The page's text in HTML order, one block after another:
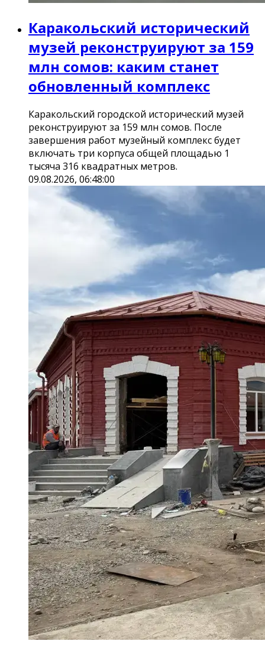
Каракольский исторический
музей реконструируют за 159
млн сомов: каким станет
обновленный комплекс
Каракольский городской исторический музей
реконструируют за 159 млн сомов. После
завершения работ музейный комплекс будет
включать три корпуса общей площадью 1
тысяча 316 квадратных метров.
09.08.2026, 06:48:00